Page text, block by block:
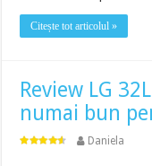
Citește tot articolul »
Review LG
numai bun
Daniela